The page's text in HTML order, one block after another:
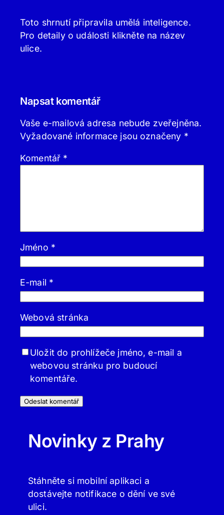
Toto shrnutí připravila umělá inteligence.
Pro detaily o události klikněte na název
ulice.
Napsat komentář
Vaše e-mailová adresa nebude zveřejněna.
Vyžadované informace jsou označeny *
Komentář *
Jméno *
E-mail *
Webová stránka
Uložit do prohlížeče jméno, e-mail a
webovou stránku pro budoucí
komentáře.
Novinky z Prahy
Stáhněte si mobilní aplikaci a
dostávejte notifikace o dění ve své
ulici.